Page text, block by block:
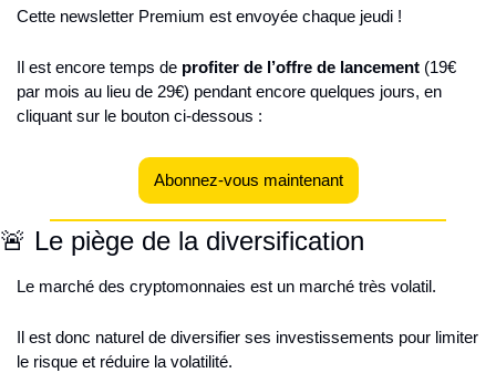
Cette newsletter Premium est envoyée chaque jeudi !
Il est encore temps de profiter de l’offre de lancement (19€
par mois au lieu de 29€) pendant encore quelques jours, en
cliquant sur le bouton ci-dessous :
Abonnez-vous maintenant
🚨 Le piège de la diversification
Le marché des cryptomonnaies est un marché très volatil.
Il est donc naturel de diversifier ses investissements pour limiter
le risque et réduire la volatilité.